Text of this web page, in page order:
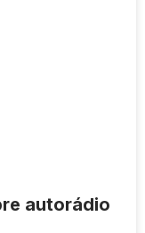
autorádio